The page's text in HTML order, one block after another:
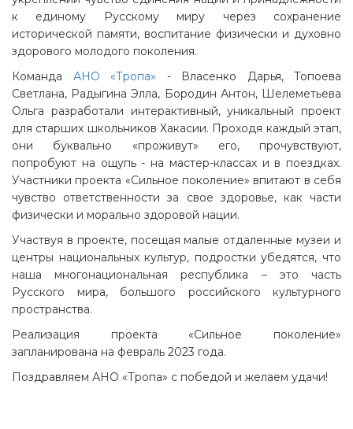
к единому Русскому миру через сохранение
исторической памяти, воспитание физически и духовно
здорового молодого поколения.
Команда АНО «Тропа» - Власенко Дарья, Топоева
Светлана, Радыгина Элла, Бородин Антон, Шелеметьева
Ольга разработали интерактивный, уникальный проект
для старших школьников Хакасии. Проходя каждый этап,
они буквально «проживут» его, прочувствуют,
попробуют на ощупь - на мастер-классах и в поездках.
Участники проекта «Сильное поколение» впитают в себя
чувство ответственности за свое здоровье, как части
физически и морально здоровой нации.
Участвуя в проекте, посещая малые отдаленные музеи и
центры национальных культур, подростки убедятся, что
наша многонациональная республика – это часть
Русского мира, большого российского культурного
пространства.
Реализация проекта «Сильное поколение»
запланирована на февраль 2023 года.
Поздравляем АНО «Тропа» с победой и желаем удачи!